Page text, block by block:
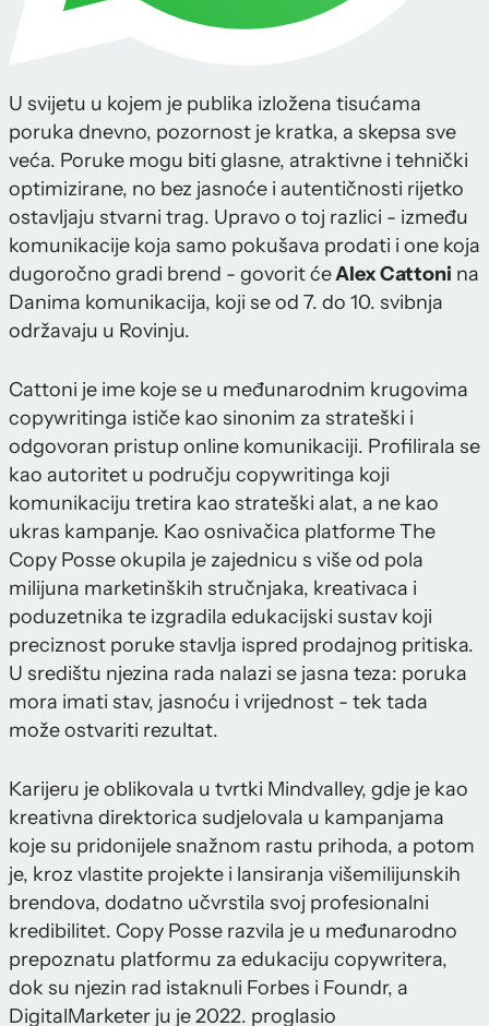
U svijetu u kojem je publika izložena tisućama
poruka dnevno, pozornost je kratka, a skepsa sve
veća. Poruke mogu biti glasne, atraktivne i tehnički
optimizirane, no bez jasnoće i autentičnosti rijetko
ostavljaju stvarni trag. Upravo o toj razlici - između
komunikacije koja samo pokušava prodati i one koja
dugoročno gradi brend - govorit ćeAlex Cattoni na
Danima komunikacija, koji se od 7. do 10. svibnja
održavaju u Rovinju.
Cattoni je ime koje se u međunarodnim krugovima
copywritinga ističe kao sinonim za strateški i
odgovoran pristup online komunikaciji. Profilirala se
kao autoritet u području copywritinga koji
komunikaciju tretira kao strateški alat, a ne kao
ukras kampanje. Kao osnivačica platforme The
Copy Posse okupila je zajednicu s više od pola
milijuna marketinških stručnjaka, kreativaca i
poduzetnika te izgradila edukacijski sustav koji
preciznost poruke stavlja ispred prodajnog pritiska.
U središtu njezina rada nalazi se jasna teza: poruka
mora imati stav, jasnoću i vrijednost - tek tada
može ostvariti rezultat.
Karijeru je oblikovala u tvrtki Mindvalley, gdje je kao
kreativna direktorica sudjelovala u kampanjama
koje su pridonijele snažnom rastu prihoda, a potom
je, kroz vlastite projekte i lansiranja višemilijunskih
brendova, dodatno učvrstila svoj profesionalni
kredibilitet. Copy Posse razvila je u međunarodno
prepoznatu platformu za edukaciju copywritera,
dok su njezin rad istaknuli Forbes i Foundr, a
DigitalMarketer ju je 2022. proglasio